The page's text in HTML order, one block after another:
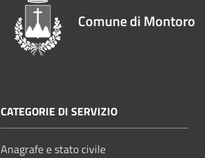
Comune di Montoro
CATEGORIE DI SERVIZIO
Anagrafe e stato civile